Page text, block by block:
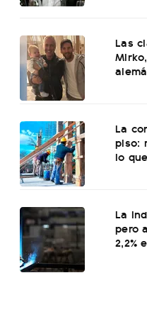
Las
La
piso:
lo
La
pero
2,2%